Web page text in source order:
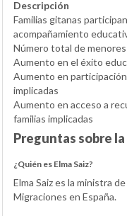
Descripción
Familias gitanas
acompañamiento
Número total de
Aumento en el éxito
Aumento en
implicadas
Aumento en acceso a
familias implicadas
Preguntas sobre
¿Quién es Elma Saiz?
Elma Saiz es la ministra
Migraciones en España.